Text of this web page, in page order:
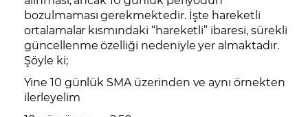
bozulmaması gerekmektedir. İşte hareketli
ortalamalar kısmındaki “hareketli” ibaresi, sürekli
güncellenme özelliği nedeniyle yer almaktadır.
Şöyle ki;
Yine 10 günlük SMA üzerinden ve aynı örnekten
ilerleyelim